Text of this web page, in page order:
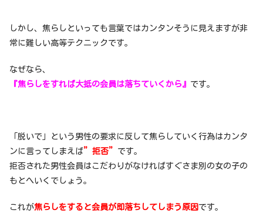
しかし、焦らしといっても言葉ではカンタンそうに見えますが非
常に難しい高等テクニックです。
なぜなら、
『焦らしをすれば大抵の会員は落ちていくから』 です。
「脱いで」という男性の要求に反して焦らしていく行為はカンタ
ンに言ってしまえば”拒否” です。
拒否された男性会員はこだわりがなければすぐさま別の女の子の
もとへいくでしょう。
これが焦らしをすると会員が即落ちしてしまう原因です。